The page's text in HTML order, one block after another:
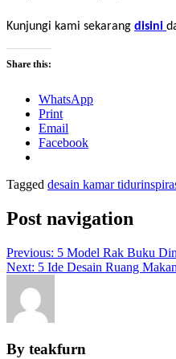
Kunjungi kami sekarang disini
Share this:
WhatsApp
Print
Email
Facebook
Tagged desain kamar tidur
Post navigation
Previous: 5 Model Rak Buku
Next: 5 Ide Desain Ruang
By teakfurn